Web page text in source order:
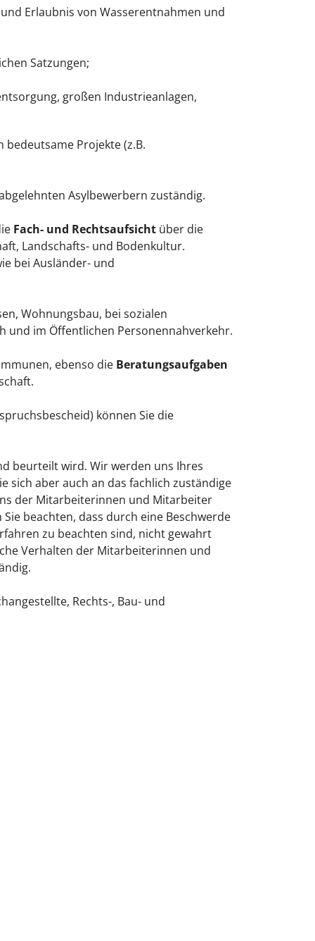
Erlaubnis von Wasserentnahmen und
Satzungen;
großen Industrieanlagen,
Projekte (z.B.
Asylbewerbern zuständig.
Fach- und Rechtsaufsicht über die
Landschafts- und Bodenkultur.
bei Ausländer- und
Wohnungsbau, bei sozialen
und im Öffentlichen Personennahverkehr.
ebenso die Beratungsaufgaben
können Sie die
beurteilt wird. Wir werden uns Ihres
sich aber auch an das fachlich zuständige
der Mitarbeiterinnen und Mitarbeiter
beachten, dass durch eine Beschwerde
zu beachten sind, nicht gewahrt
Verhalten der Mitarbeiterinnen und
Rechts-, Bau- und